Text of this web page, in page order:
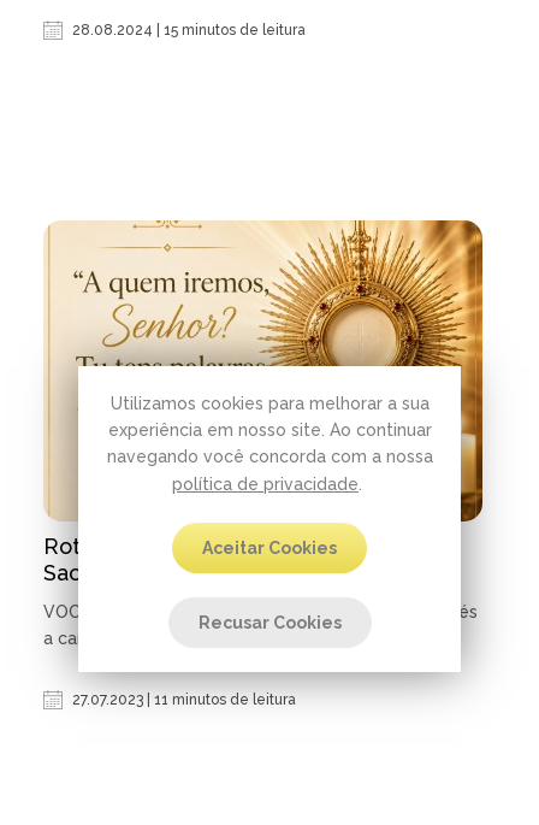
Utilizamos cookies para melhorar a sua
experiência em nosso site. Ao continuar
navegando você concorda com a nossa
política de privacidade
Aceitar Cookies
Recusar Cookies
28.08.2024 | 15 minutos de leitura
Roteiro Adoração ao Santíssimo
Sacramento
VOCAÇÃO: Graça e Missão - "Corações ardentes, pés
a caminho" Lc 24,32-33
27.07.2023 | 11 minutos de leitura